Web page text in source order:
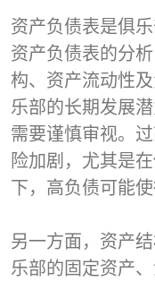
资产负债表是俱
资产负债表的分
构、资产流动性
乐部的长期发展
需要谨慎审视。
险加剧，尤其是
下，高负债可能
另一方面，资产
乐部的固定资产